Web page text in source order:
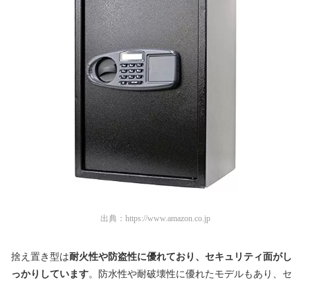
出典： https://www.amazon.co.jp
捨え置き型は耐火性や防盗性に優れており、セキュリティ面がし
っかりしています。防水性や耐破壊性に優れたモデルもあり、セ